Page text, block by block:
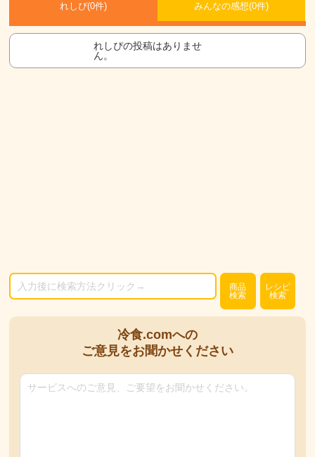
れしぴ(0件) みんなの感想(0件)
れしぴの投稿はありませ
ん。
商品
検索
レシピ
検索
冷食.comへの
ご意見をお聞かせください